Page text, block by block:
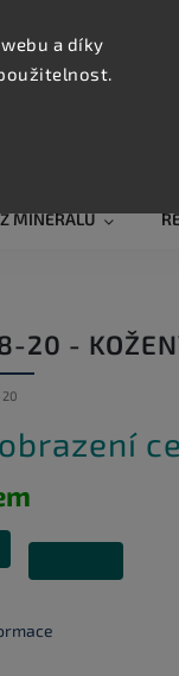
a díky
MINERÁLŮ
20 -